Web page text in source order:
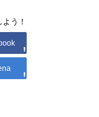
う！